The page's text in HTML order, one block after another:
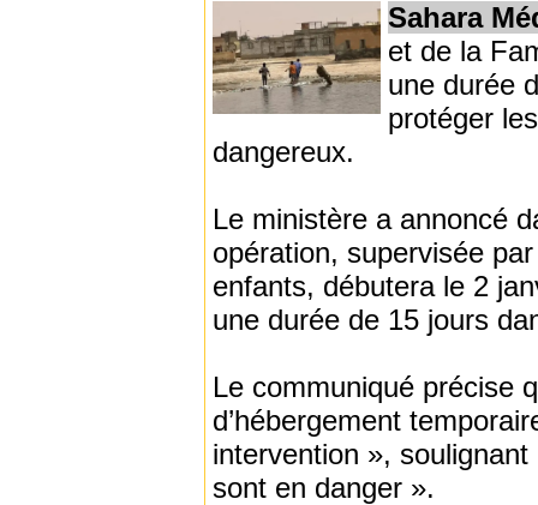
Sahara
et de la
une durée
protéger
dangereux.
Le ministère a annoncé
opération, supervisée
enfants, débutera le 2
une durée de 15 jours
Le communiqué précise
d’hébergement
intervention », soulignant
sont en danger ».